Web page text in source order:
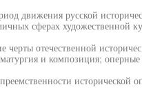
движения русской
сферах художественной
черты отечественной
и композиция;
исторической